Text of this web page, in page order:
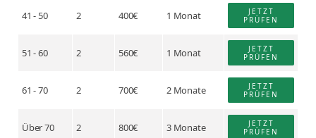
41 - 50 2 400€ 1 Monat
JETZT
PRÜFEN
51 - 60 2 560€ 1 Monat
JETZT
PRÜFEN
61 - 70 2 700€ 2 Monate
JETZT
PRÜFEN
Über 70 2 800€ 3 Monate
JETZT
PRÜFEN